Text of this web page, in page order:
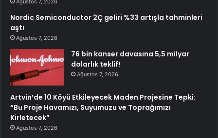
Nordic Semiconductor 2Ç geliri %33 artışla tahminleri
aştı
Ağustos 7, 2026
76 bin kanser davasına 5,5 milyar
dolarlık teklif!
Ağustos 7, 2026
Artvin’de 10 Köyü Etkileyecek Maden Projesine Tepki:
“Bu Proje Havamızı, Suyumuzu ve Toprağımızı
Kirletecek”
Ağustos 7, 2026